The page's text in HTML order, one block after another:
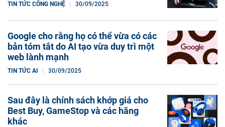
TIN TỨC CÔNG NGHỆ 30/09/2025
Google cho rằng họ có thể vừa có các
bản tóm tắt do AI tạo vừa duy trì một
web lành mạnh
TIN TỨC AI 30/09/2025
Sau đây là chính sách khớp giá cho
Best Buy, GameStop và các hãng
khác